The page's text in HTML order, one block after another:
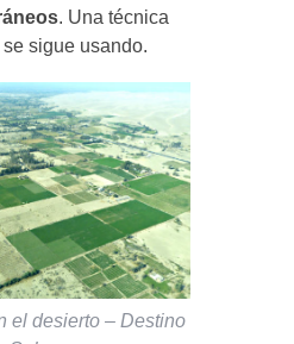
. Una técnica
sigue usando.
el desierto – Destino